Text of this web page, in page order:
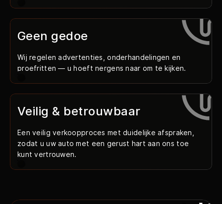
Geen gedoe
Wij regelen advertenties, onderhandelingen en
proefritten — u hoeft nergens naar om te kijken.
Veilig & betrouwbaar
Een veilig verkoopproces met duidelijke afspraken,
zodat u uw auto met een gerust hart aan ons toe
kunt vertrouwen.